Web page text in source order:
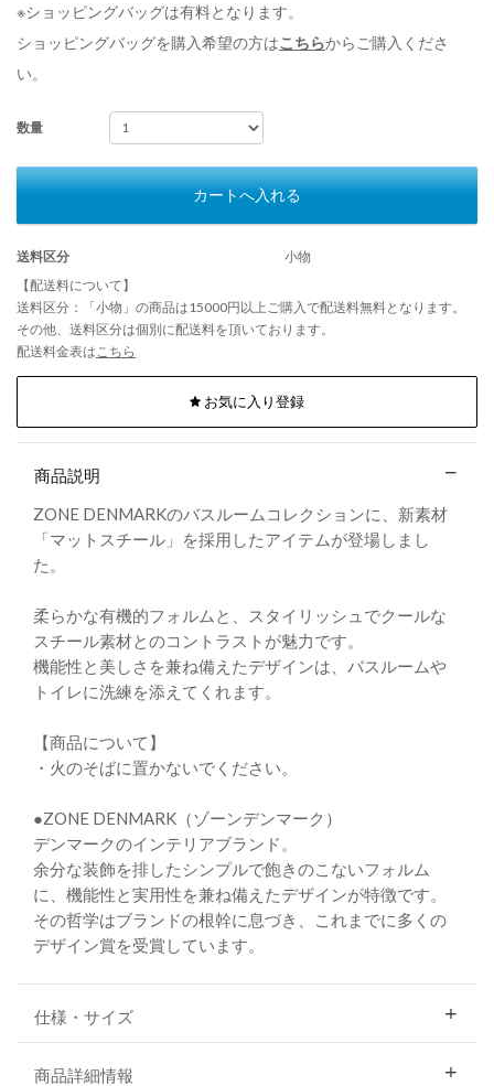
※ショッピングバッグは有料となります。
ショッピングバッグを購入希望の方はこちらからご購入くださ
い。
数量
カートへ入れる
送料区分
小物
【配送料について】
送料区分：「小物」の商品は15000円以上ご購入で配送料無料となります。
その他、送料区分は個別に配送料を頂いております。
配送料金表は こちら
お気に入り登録
商品説明
ZONE DENMARKのバスルームコレクションに、新素材
「マットスチール」を採用したアイテムが登場しまし
た。
柔らかな有機的フォルムと、スタイリッシュでクールな
スチール素材とのコントラストが魅力です。
機能性と美しさを兼ね備えたデザインは、バスルームや
トイレに洗練を添えてくれます。
【商品について】
・火のそばに置かないでください。
●ZONE DENMARK（ゾーンデンマーク）
デンマークのインテリアブランド。
余分な装飾を排したシンプルで飽きのこないフォルム
に、機能性と実用性を兼ね備えたデザインが特徴です。
その哲学はブランドの根幹に息づき、これまでに多くの
デザイン賞を受賞しています。
仕様・サイズ
商品詳細情報